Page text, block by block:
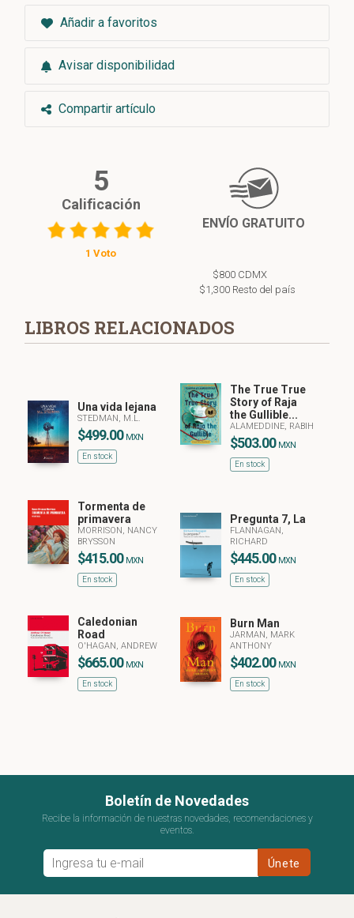
Añadir a favoritos
Avisar disponibilidad
Compartir artículo
5
Calificación
1 Voto
ENVÍO GRATUITO
$800 CDMX
$1,300 Resto del país
LIBROS RELACIONADOS
Una vida lejana
STEDMAN, M.L.
$499.00 MXN
En stock
The True True
Story of Raja
the Gullible...
ALAMEDDINE, RABIH
$503.00 MXN
En stock
Tormenta de
primavera
MORRISON, NANCY
BRYSSON
$415.00 MXN
En stock
Pregunta 7, La
FLANNAGAN,
RICHARD
$445.00 MXN
En stock
Caledonian
Road
O'HAGAN, ANDREW
$665.00 MXN
En stock
Burn Man
JARMAN, MARK
ANTHONY
$402.00 MXN
En stock
Boletín de Novedades
Recibe la información de nuestras novedades, recomendaciones y
eventos.